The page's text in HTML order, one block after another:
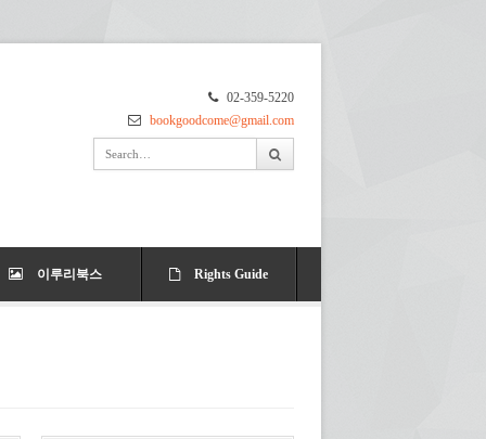
02-359-5220
bookgoodcome@gmail.com
이루리북스 Rights Guide